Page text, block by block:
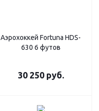
Аэрохоккей Fortuna HDS-
630 6 футов
30 250руб.